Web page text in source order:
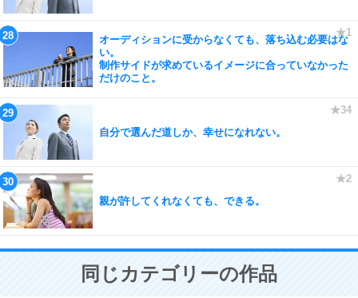
オーディションに受からなくても、落ち込む必要はな
い。
制作サイドが求めているイメージに合っていなかった
だけのこと。
自分で選んだ道しか、幸せになれない。
親が許してくれなくても、できる。
同じカテゴリーの作品